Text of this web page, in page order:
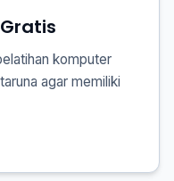
komputer
agar memiliki